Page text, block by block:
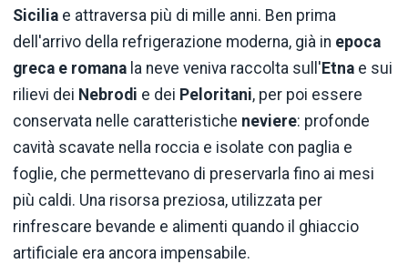
Sicilia e attraversa più di mille anni. Ben prima
dell'arrivo della refrigerazione moderna, già in epoca
greca e romana la neve veniva raccolta sull' Etna e sui
rilievi dei Nebrodi e dei Peloritani, per poi essere
conservata nelle caratteristiche neviere: profonde
cavità scavate nella roccia e isolate con paglia e
foglie, che permettevano di preservarla fino ai mesi
più caldi. Una risorsa preziosa, utilizzata per
rinfrescare bevande e alimenti quando il ghiaccio
artificiale era ancora impensabile.